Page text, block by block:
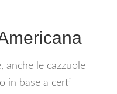
anche le cazzuole
in base a certi